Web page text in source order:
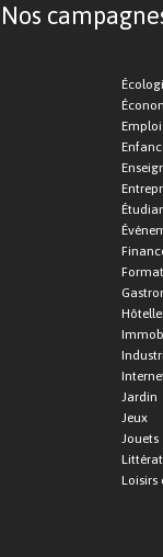
Nos
Emploi
Jardin
Jeux
Jouets
Loisirs